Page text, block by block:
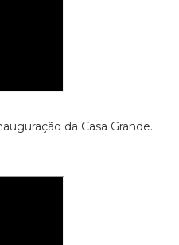
da Casa Grande.